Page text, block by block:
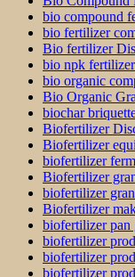
bio compound
bio fertilizer
Bio fertilizer
bio npk
bio organic
Bio Organic
biochar
Biofertilizer
Biofertilizer
biofertilizer
Biofertilizer
biofertilizer
Biofertilizer
biofertilizer pan
biofertilizer
biofertilizer
biofertilizer